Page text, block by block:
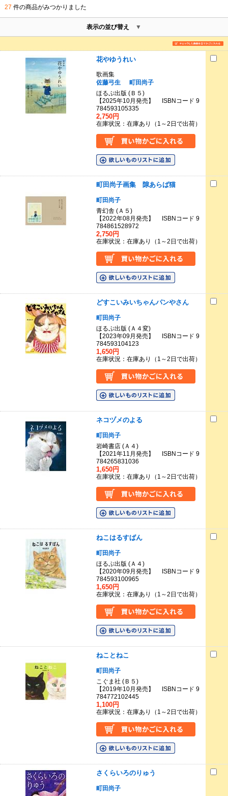
27 件の商品がみつかりました
表示の並び替え
花やゆうれい
歌画集
佐藤弓生
町田尚子
ほるぷ出版 (Ｂ５)
【2025年10月発売】 ISBNコード 9
784593105335
2,750円
在庫状況：在庫あり（1～2日で出荷）
町田尚子画集 隙あらば猫
町田尚子
青幻舎 (Ａ５)
【2022年08月発売】 ISBNコード 9
784861528972
2,750円
在庫状況：在庫あり（1～2日で出荷）
どすこいみいちゃんパンやさん
町田尚子
ほるぷ出版 (Ａ４変)
【2023年09月発売】 ISBNコード 9
784593104123
1,650円
在庫状況：在庫あり（1～2日で出荷）
ネコヅメのよる
町田尚子
岩崎書店 (Ａ４)
【2021年11月発売】 ISBNコード 9
784265831036
1,650円
在庫状況：在庫あり（1～2日で出荷）
ねこはるすばん
町田尚子
ほるぷ出版 (Ａ４)
【2020年09月発売】 ISBNコード 9
784593100965
1,650円
在庫状況：在庫あり（1～2日で出荷）
ねことねこ
町田尚子
こぐま社 (Ｂ５)
【2019年10月発売】 ISBNコード 9
784772102445
1,100円
在庫状況：在庫あり（1～2日で出荷）
さくらいろのりゅう
町田尚子